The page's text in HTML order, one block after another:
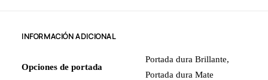
INFORMACIÓN ADICIONAL
Opciones de portada
Portada dura Brillante,
Portada dura Mate